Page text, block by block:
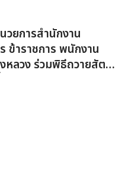
ยการสำนักงาน
ข้าราชการ พนักงาน
หลวง ร่วมพิธีถวายสัตย์